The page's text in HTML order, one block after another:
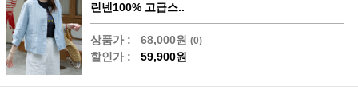
린넨100% 고급스..
상품가 : 68,000원 (0)
할인가 : 59,900원